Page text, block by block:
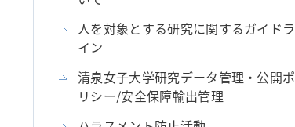
人を対象とする研究に関するガイドラ
イン
清泉女子大学研究データ管理・公開ポ
リシー/安全保障輸出管理